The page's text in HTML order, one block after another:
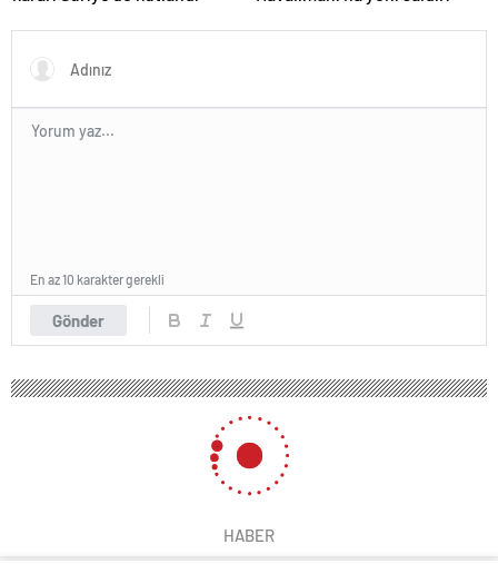
Gönder
En az 10 karakter gerekli
HABER